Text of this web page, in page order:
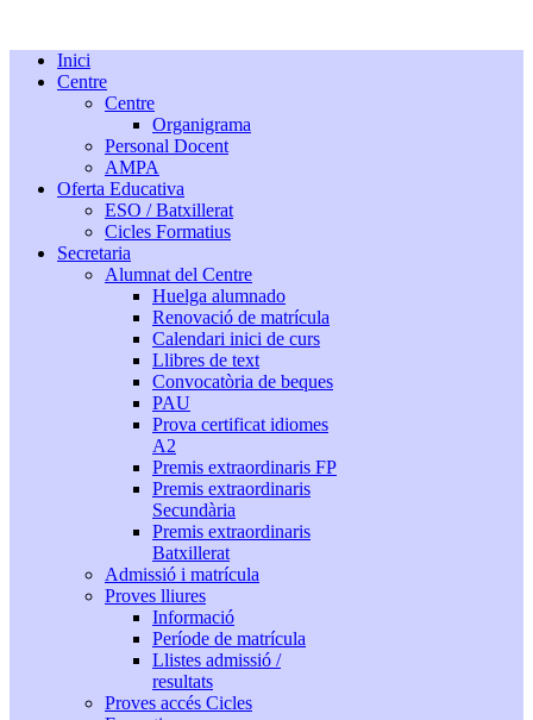
Inici
Centre
Centre
Organigrama
Personal Docent
AMPA
Oferta Educativa
ESO / Batxillerat
Cicles Formatius
Secretaria
Alumnat del Centre
Huelga alumnado
Renovació de matrícula
Calendari inici de curs
Llibres de text
Convocatòria de beques
PAU
Prova certificat idiomes
A2
Premis extraordinaris FP
Premis extraordinaris
Secundària
Premis extraordinaris
Batxillerat
Admissió i matrícula
Proves lliures
Informació
Període de matrícula
Llistes admissió /
resultats
Proves accés Cicles